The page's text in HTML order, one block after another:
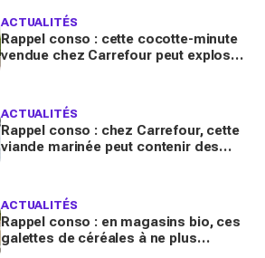
ACTUALITÉS
Rappel conso : cette cocotte-minute
vendue chez Carrefour peut exploser
ACTUALITÉS
Rappel conso : chez Carrefour, cette
viande marinée peut contenir des
ACTUALITÉS
Rappel conso : en magasins bio, ces
galettes de céréales à ne plus